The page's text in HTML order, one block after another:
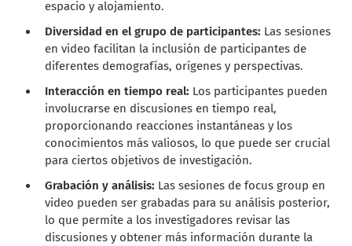
espacio y alojamiento.
Diversidad en el grupo de participantes: Las sesiones
en video facilitan la inclusión de participantes de
diferentes demografías, orígenes y perspectivas.
Interacción en tiempo real: Los participantes pueden
involucrarse en discusiones en tiempo real,
proporcionando reacciones instantáneas y los
conocimientos más valiosos, lo que puede ser crucial
para ciertos objetivos de investigación.
Grabación y análisis: Las sesiones de focus group en
video pueden ser grabadas para su análisis posterior,
lo que permite a los investigadores revisar las
discusiones y obtener más información durante la